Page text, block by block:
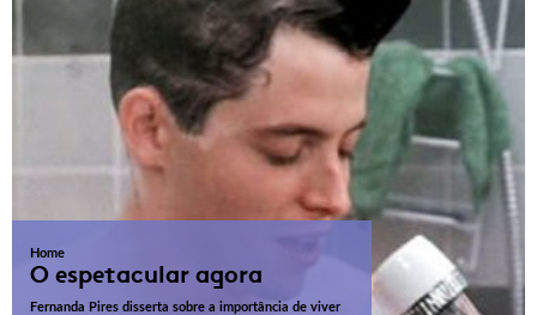
Home
O espetacular agora
Fernanda Pires disserta sobre a importância de viver